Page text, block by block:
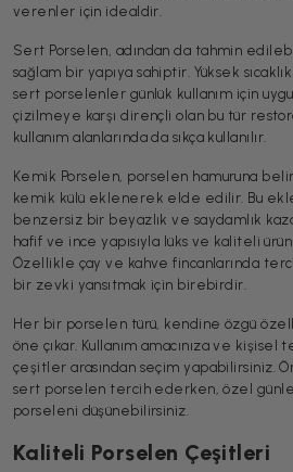
verenler için idealdir.
Sert Porselen, adından da tahmin
sağlam bir yapıya sahiptir. Yüksek
sert porselenler günlük kullanım için
çizilmeye karşı dirençli olan bu tür
kullanım alanlarında da sıkça kullanılır.
Kemik Porselen, porselen hamuruna
kemik külü eklenerek elde edilir. Bu
benzersiz bir beyazlık ve saydamlık
hafif ve ince yapısıyla lüks ve kaliteli
Özellikle çay ve kahve fincanlarında
bir zevki yansıtmak için birebirdir.
Her bir porselen türü, kendine özgü
öne çıkar. Kullanım amacınıza ve
çeşitler arasından seçim yapabilirsiniz.
sert porselen tercih ederken, özel
porseleni düşünebilirsiniz.
Kaliteli Porselen Çeşitleri